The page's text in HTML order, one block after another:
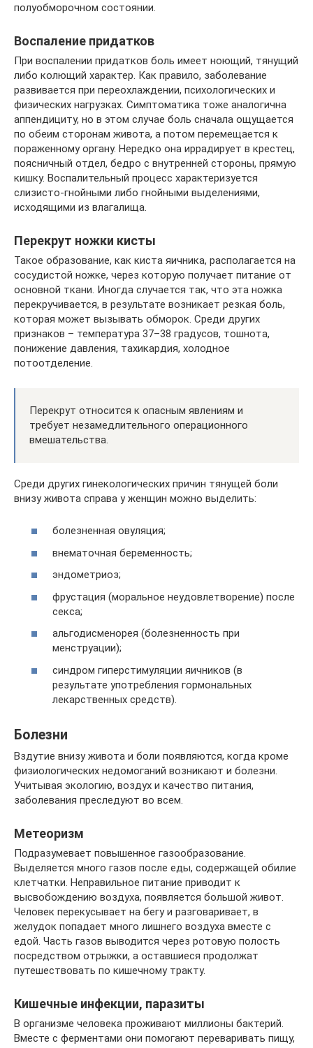
полуобморочном состоянии.
Воспаление придатков
При воспалении придатков боль имеет ноющий, тянущий
либо колющий характер. Как правило, заболевание
развивается при переохлаждении, психологических и
физических нагрузках. Симптоматика тоже аналогична
аппендициту, но в этом случае боль сначала ощущается
по обеим сторонам живота, а потом перемещается к
пораженному органу. Нередко она иррадирует в крестец,
поясничный отдел, бедро с внутренней стороны, прямую
кишку. Воспалительный процесс характеризуется
слизисто-гнойными либо гнойными выделениями,
исходящими из влагалища.
Перекрут ножки кисты
Такое образование, как киста яичника, располагается на
сосудистой ножке, через которую получает питание от
основной ткани. Иногда случается так, что эта ножка
перекручивается, в результате возникает резкая боль,
которая может вызывать обморок. Среди других
признаков – температура 37–38 градусов, тошнота,
понижение давления, тахикардия, холодное
потоотделение.
Перекрут относится к опасным явлениям и
требует незамедлительного операционного
вмешательства.
Среди других гинекологических причин тянущей боли
внизу живота справа у женщин можно выделить:
болезненная овуляция;
внематочная беременность;
эндометриоз;
фрустация (моральное неудовлетворение) после
секса;
альгодисменорея (болезненность при
менструации);
синдром гиперстимуляции яичников (в
результате употребления гормональных
лекарственных средств).
Болезни
Вздутие внизу живота и боли появляются, когда кроме
физиологических недомоганий возникают и болезни.
Учитывая экологию, воздух и качество питания,
заболевания преследуют во всем.
Метеоризм
Подразумевает повышенное газообразование.
Выделяется много газов после еды, содержащей обилие
клетчатки. Неправильное питание приводит к
высвобождению воздуха, появляется большой живот.
Человек перекусывает на бегу и разговаривает, в
желудок попадает много лишнего воздуха вместе с
едой. Часть газов выводится через ротовую полость
посредством отрыжки, а оставшиеся продолжат
путешествовать по кишечному тракту.
Кишечные инфекции, паразиты
В организме человека проживают миллионы бактерий.
Вместе с ферментами они помогают переваривать пищу,